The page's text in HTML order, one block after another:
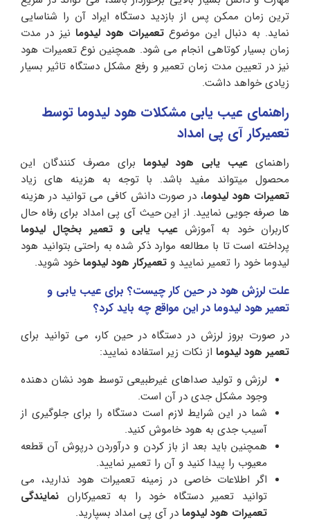
ترین زمان ممکن پس از بازدید دستگاه ایراد آن را شناسایی
نماید. به دنبال این موضوع تعمیرات هود لیدومانیز در مدت
زمان بسیار کوتاهی انجام می شود. همچنین نوع تعمیرات هود
نیز در تعیین مدت زمان تعمیر و رفع مشکل دستگاه تاثیر بسیار
زیادی خواهد داشت.
راهنمای عیب یابی مشکلات هود لیدوما توسط
تعمیرکار آی پی امداد
راهنمای عیب یابی هود لیدوما برای مصرف کنندگان این
محصول میتواند مفید باشد. با توجه به هزینه های زیاد
تعمیرات هود لیدوما، در صورت دانش کافی می توانید در هزینه
ها صرفه جویی نمایید. از این حیث آی پی امداد برای رفاه حال
کاربران خود به آموزشعیب یابی و تعمیر بخچال لیدوما
پرداخته است تا با مطالعه موارد ذکر شده به راحتی بتوانید هود
لیدوما خود را تعمیر نمایید و تعمیرکار هود لیدوماخود شوید.
علت لرزش هود در حین کار چیست؟ برای عیب یابی و
تعمیر هود لیدوما در این مواقع چه باید کرد؟
در صورت بروز لرزش در دستگاه در حین کار، می توانید برای
تعمیر هود لیدوما از نکات زیر استفاده نمایید:
لرزش و تولید صداهای غیرطبیعی توسط هود نشان دهنده
وجود مشکل جدی در آن است.
شما در این شرایط لازم است دستگاه را برای جلوگیری از
آسیب جدی به هود خاموش کنید.
همچنین باید بعد از باز کردن و درآوردن درپوش آن قطعه
معیوب را پیدا کنید و آن را تعمیر نمایید.
اگر اطلاعات خاصی در زمینه تعمیرات هود ندارید، می
توانید تعمیر دستگاه خود را به تعمیرکاران نمایندگی
تعمیرات هود لیدوما در آی پی امداد بسپارید.